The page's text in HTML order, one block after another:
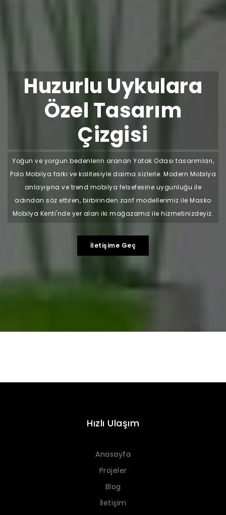
Huzurlu Uykulara
Özel Tasarım
Çizgisi
Yoğun ve yorgun bedenlerin aranan Yatak Odası tasarımları,
Polo Mobilya farkı ve kalitesiyle daima sizlerle. Modern Mobilya
anlayışına ve trend mobilya felsefesine uygunluğu ile
adından söz ettiren, birbirinden zarif modellerimiz ile Masko
Mobilya Kenti'nde yer alan iki mağazamız ile hizmetinizdeyiz.
İletişime Geç
Hızlı Ulaşım
Anasayfa
Projeler
Blog
İletişim